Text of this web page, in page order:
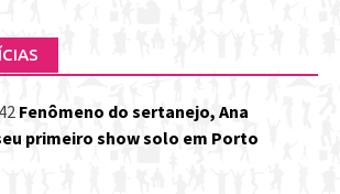
Fenômeno do sertanejo, Ana
primeiro show solo em Porto